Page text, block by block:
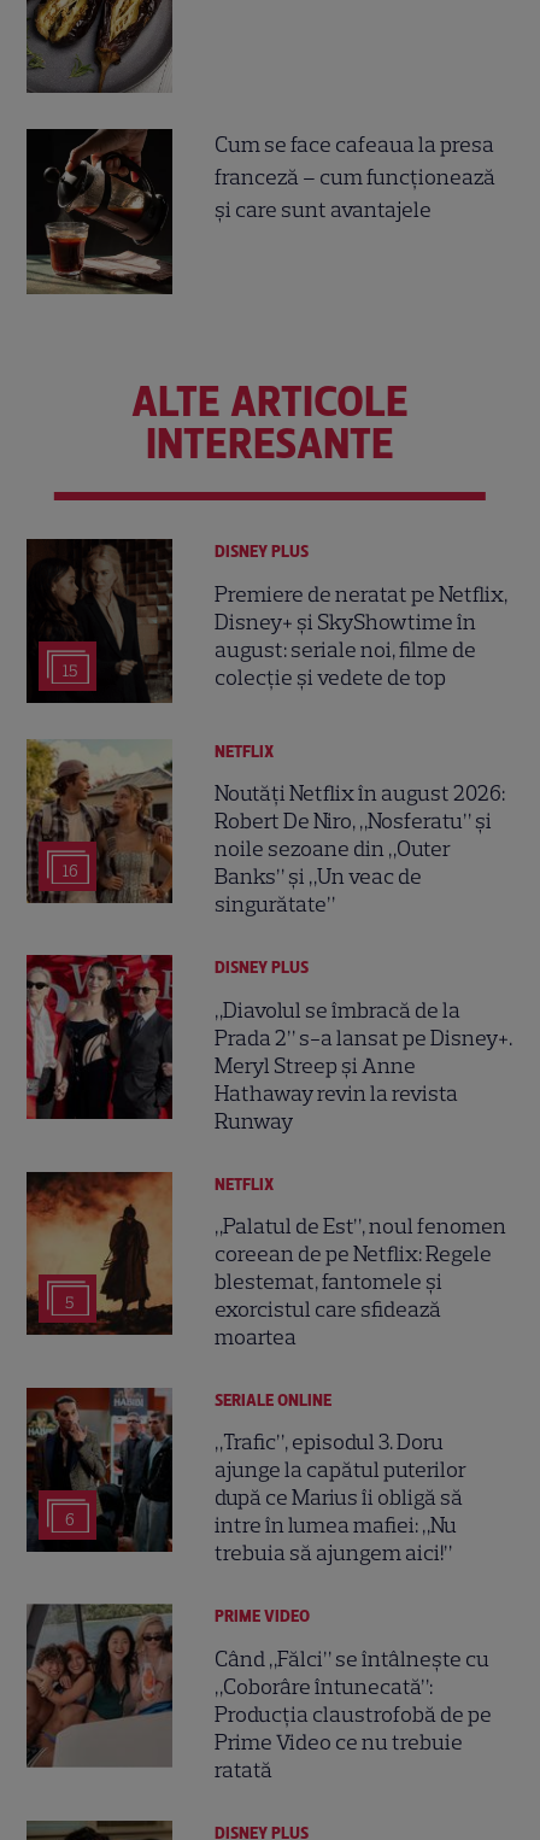
Cum se face cafeaua la presa
franceză – cum funcționează
și care sunt avantajele
ALTE ARTICOLE
INTERESANTE
15
DISNEY PLUS
Premiere de neratat pe Netflix,
Disney+ și SkyShowtime în
august: seriale noi, filme de
colecție și vedete de top
16
NETFLIX
Noutăți Netflix în august 2026:
Robert De Niro, „Nosferatu” și
noile sezoane din „Outer
Banks” și „Un veac de
singurătate”
DISNEY PLUS
„Diavolul se îmbracă de la
Prada 2” s-a lansat pe Disney+.
Meryl Streep și Anne
Hathaway revin la revista
Runway
5
NETFLIX
„Palatul de Est”, noul fenomen
coreean de pe Netflix: Regele
blestemat, fantomele și
exorcistul care sfidează
moartea
6
SERIALE ONLINE
„Trafic”, episodul 3. Doru
ajunge la capătul puterilor
după ce Marius îi obligă să
intre în lumea mafiei: „Nu
trebuia să ajungem aici!”
PRIME VIDEO
Când „Fălci” se întâlnește cu
„Coborâre întunecată”:
Producția claustrofobă de pe
Prime Video ce nu trebuie
ratată
DISNEY PLUS